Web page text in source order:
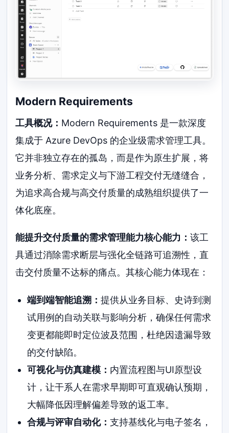
Modern Requirements
工具概况： Modern Requirements 是一款深度
集成于 Azure DevOps 的企业级需求管理工具。
它并非独立存在的孤岛，而是作为原生扩展，将
业务分析、需求定义与下游工程交付无缝缝合，
为追求高合规与高交付质量的成熟组织提供了一
体化底座。
能提升交付质量的需求管理能力核心能力：该工
具通过消除需求断层与强化全链路可追溯性，直
击交付质量不达标的痛点。其核心能力体现在：
端到端智能追溯： 提供从业务目标、史诗到测
试用例的自动关联与影响分析，确保任何需求
变更都能即时定位波及范围，杜绝因遗漏导致
的交付缺陷。
可视化与仿真建模： 内置流程图与UI原型设
计，让干系人在需求早期即可直观确认预期，
大幅降低因理解偏差导致的返工率。
合规与评审自动化： 支持基线化与电子签名，